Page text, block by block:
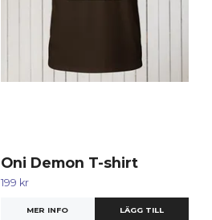
Oni Demon T-shirt
199 kr
MER INFO LÄGG TILL